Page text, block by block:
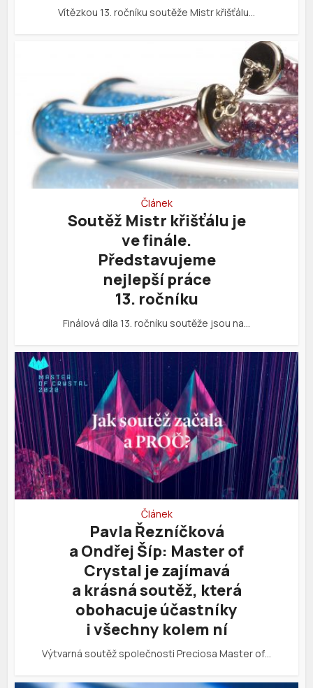
Vítězkou 13. ročníku soutěže Mistr křišťálu…
Článek
Soutěž Mistr křišťálu je
ve finále.
Představujeme
nejlepší práce
13. ročníku
Finálová díla 13. ročníku soutěže jsou na…
Článek
Pavla Řezníčková
a Ondřej Šíp: Master of
Crystal je zajímavá
a krásná soutěž, která
obohacuje účastníky
i všechny kolem ní
Výtvarná soutěž společnosti Preciosa Master of…